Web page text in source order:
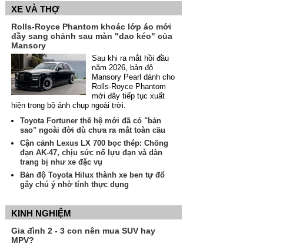
XE VÀ THỢ
Rolls-Royce Phantom khoác lớp áo mới
đầy sang chảnh sau màn "dao kéo" của
Mansory
Sau khi ra mắt hồi đầu
năm 2026, bản độ
Mansory Pearl dành cho
Rolls-Royce Phantom
mới đây tiếp tục xuất
hiện trong bộ ảnh chụp ngoài trời.
Toyota Fortuner thế hệ mới đã có "bản
sao" ngoài đời dù chưa ra mắt toàn cầu
Cận cảnh Lexus LX 700 bọc thép: Chống
đạn AK-47, chịu sức nổ lựu đạn và dàn
trang bị như xe đặc vụ
Bản độ Toyota Hilux thành xe ben tự đổ
gây chú ý nhờ tính thực dụng
KINH NGHIỆM
Gia đình 2 - 3 con nên mua SUV hay
MPV?